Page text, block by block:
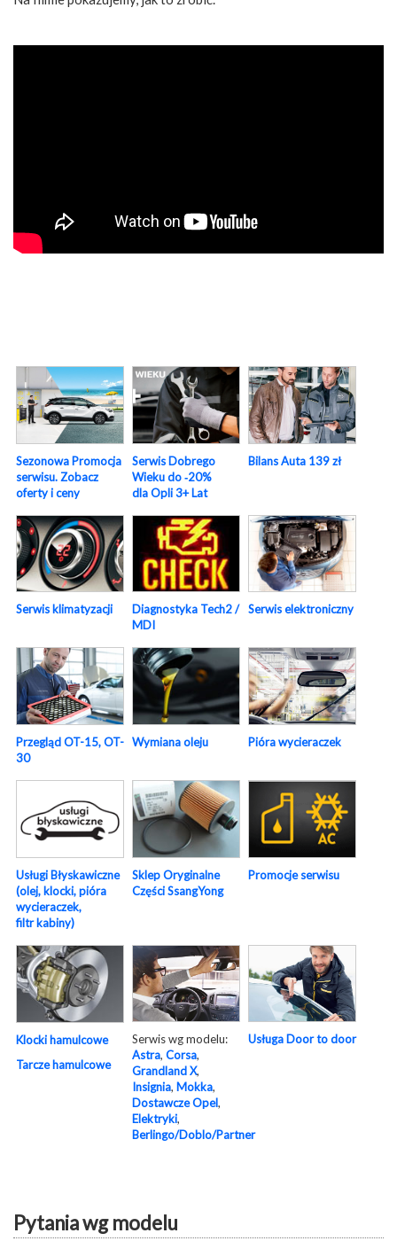
Sezonowa Promocja
serwisu. Zobacz
oferty i ceny
Serwis Dobrego
Wieku do ‑20%
dla Opli 3+ Lat
Bilans Auta 139 zł
Serwis klimatyzacji
Diagnostyka Tech2 /
MDI
Serwis elektroniczny
Przegląd OT-15, OT-
30
Wymiana oleju Pióra wycieraczek
Usługi Błyskawiczne
(olej, klocki, pióra
wycieraczek,
filtr kabiny)
Sklep Oryginalne
Części SsangYong
Promocje serwisu
Klocki hamulcowe
Tarcze hamulcowe
Serwis wg modelu:
Astra, Corsa,
Grandland X,
Insignia, Mokka,
Dostawcze Opel,
Elektryki,
Berlingo/Doblo/Partner
Usługa Door to door
Pytania wg modelu